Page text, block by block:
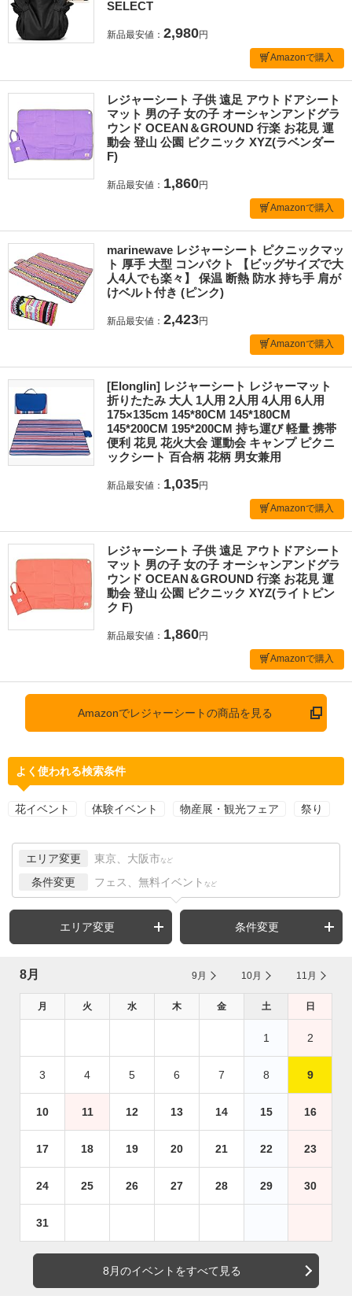
SELECT
新品最安値： 2,980円
Amazonで購入
レジャーシート 子供 遠足 アウトドアシート
マット 男の子 女の子 オーシャンアンドグラ
ウンド OCEAN＆GROUND 行楽 お花見 運
動会 登山 公園 ピクニック XYZ(ラベンダー
F)
新品最安値： 1,860円
Amazonで購入
marinewave レジャーシート ピクニックマッ
ト 厚手 大型 コンパクト 【ビッグサイズで大
人4人でも楽々】 保温 断熱 防水 持ち手 肩が
けベルト付き (ピンク)
新品最安値： 2,423円
Amazonで購入
[Elonglin] レジャーシート レジャーマット
折りたたみ 大人 1人用 2人用 4人用 6人用
175×135cm 145*80CM 145*180CM
145*200CM 195*200CM 持ち運び 軽量 携帯
便利 花見 花火大会 運動会 キャンプ ピクニ
ックシート 百合柄 花柄 男女兼用
新品最安値： 1,035円
Amazonで購入
レジャーシート 子供 遠足 アウトドアシート
マット 男の子 女の子 オーシャンアンドグラ
ウンド OCEAN＆GROUND 行楽 お花見 運
動会 登山 公園 ピクニック XYZ(ライトピン
ク F)
新品最安値： 1,860円
Amazonで購入
Amazonでレジャーシートの商品を見る
よく使われる検索条件
花イベント 体験イベント 物産展・観光フェア 祭り
エリア変更 東京、大阪市 など
条件変更 フェス、無料イベント など
エリア変更 条件変更
8月 9月 10月 11月
月 火 水 木 金 土 日
1 2
3 4 5 6 7 8 9
10 11 12 13 14 15 16
17 18 19 20 21 22 23
24 25 26 27 28 29 30
31
8月のイベントをすべて見る